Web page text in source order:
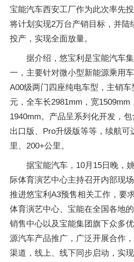
宝能汽车西安工厂作为此次率先
将计划实现2万台产销目标，并陆
投产，实现全面放量。
据介绍，悠宝利是宝能汽车
一，主要针对微小型新能源乘用
A00级两门四座纯电车型，主销
元，全车长2981mm，宽1509mm
1940mm。产品呈系列化开发，包
出口版、Pro升级版等等，续航可
里、200+公里。
据宝能汽车，10月15日晚，
际体育演艺中心主持召开内部现
推进悠宝利A3预售相关工作，要
体育演艺中心、宝能在全国各地
销售中心以及宝能集团旗下众多
源汽车产品推广，广泛开展合作
渠道，线上、线下同步启动，实